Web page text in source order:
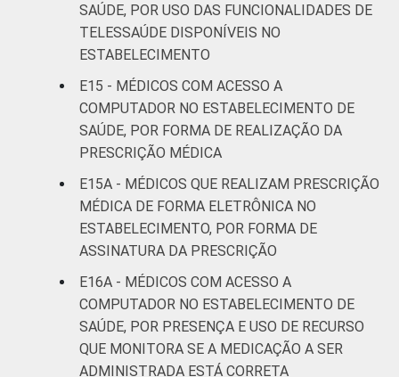
SAÚDE, POR USO DAS FUNCIONALIDADES DE
TELESSAÚDE DISPONÍVEIS NO
ESTABELECIMENTO
E15 - MÉDICOS COM ACESSO A
COMPUTADOR NO ESTABELECIMENTO DE
SAÚDE, POR FORMA DE REALIZAÇÃO DA
PRESCRIÇÃO MÉDICA
E15A - MÉDICOS QUE REALIZAM PRESCRIÇÃO
MÉDICA DE FORMA ELETRÔNICA NO
ESTABELECIMENTO, POR FORMA DE
ASSINATURA DA PRESCRIÇÃO
E16A - MÉDICOS COM ACESSO A
COMPUTADOR NO ESTABELECIMENTO DE
SAÚDE, POR PRESENÇA E USO DE RECURSO
QUE MONITORA SE A MEDICAÇÃO A SER
ADMINISTRADA ESTÁ CORRETA